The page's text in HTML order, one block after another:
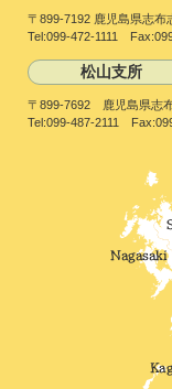
〒899-7192 鹿児島県志布
Tel:099-472-1111
松山支所
〒899-7692 鹿児島県志
Tel:099-487-2111